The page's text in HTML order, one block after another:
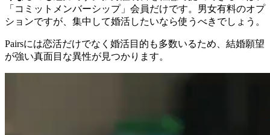
「コミットメンバーシップ」会員だけです。男女有料のオプ
ションですが、集中して婚活したいなら使うべきでしょう。
Pairsには恋活だけでなく婚活目的も多数いるため、結婚願望
が強い真面目な異性が見つかります。